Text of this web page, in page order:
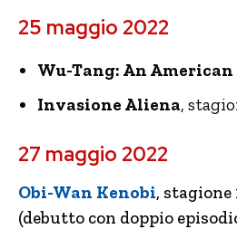
25 maggio 2022
Wu-Tang: An American
Invasione Aliena,
27 maggio 2022
Obi-Wan Kenobi,
(debutto con doppio